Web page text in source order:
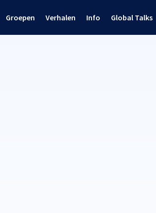
Groepen Verhalen Info Global Talks